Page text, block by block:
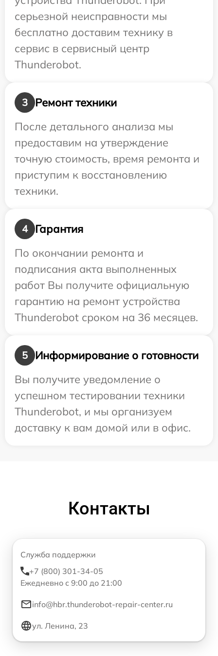
серьезной неисправности мы
бесплатно доставим технику в
сервис в сервисный центр
Thunderobot.
3
Ремонт техники
После детального анализа мы
предоставим на утверждение
точную стоимость, время ремонта и
приступим к восстановлению
техники.
4
Гарантия
По окончании ремонта и
подписания акта выполненных
работ Вы получите официальную
гарантию на ремонт устройства
Thunderobot сроком на 36 месяцев.
5
Информирование о готовности
Вы получите уведомление о
успешном тестировании техники
Thunderobot, и мы организуем
доставку к вам домой или в офис.
Контакты
Служба поддержки
+7 (800) 301-34-05
Ежедневно с 9:00 до 21:00
info@hbr.thunderobot-repair-center.ru
ул. Ленина, 23